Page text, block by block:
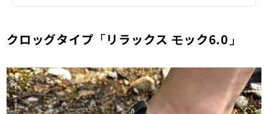
クロッグタイプ「リラックス モック6.0」